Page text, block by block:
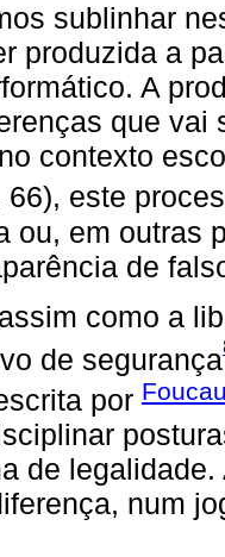
sublinhar
produzida a
A
que vai
contexto
66), este
ou, em outras
de
como a
de segurança
por
de
num